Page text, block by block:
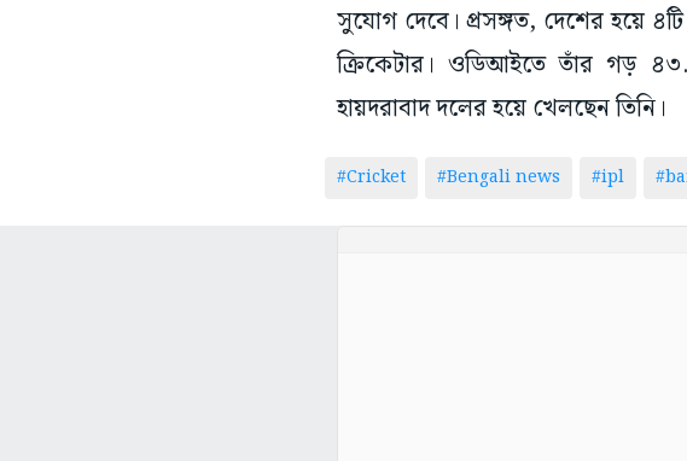
সুযোগ দেবে। প্রসঙ্গত, দেশের হয়ে
ক্রিকেটার। ওডিআইতে তাঁর গড়
হায়দরাবাদ দলের হয়ে খেলছেন তিনি।
#Cricket #Bengali news #ipl